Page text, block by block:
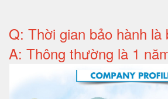
Q: Thời gian bảo hành là
A: Thông thường là 1